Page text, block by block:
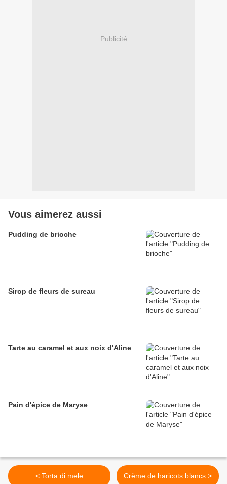
Publicité
Vous aimerez aussi
Pudding de brioche
Sirop de fleurs de sureau
Tarte au caramel et aux noix d'Aline
Pain d'épice de Maryse
< Torta di mele Crème de haricots blancs >